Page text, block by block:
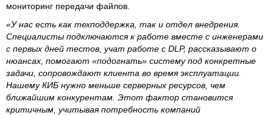
мониторинг передачи файлов.
«У нас есть как техподдержка, так и отдел внедрения.
Специалисты подключаются к работе вместе с инженерами
с первых дней тестов, учат работе с DLP, рассказывают о
нюансах, помогают «подогнать» систему под конкретные
задачи, сопровождают клиента во время эксплуатации.
Нашему КИБ нужно меньше серверных ресурсов, чем
ближайшим конкурентам. Этот фактор становится
критичным, учитывая потребность компаний